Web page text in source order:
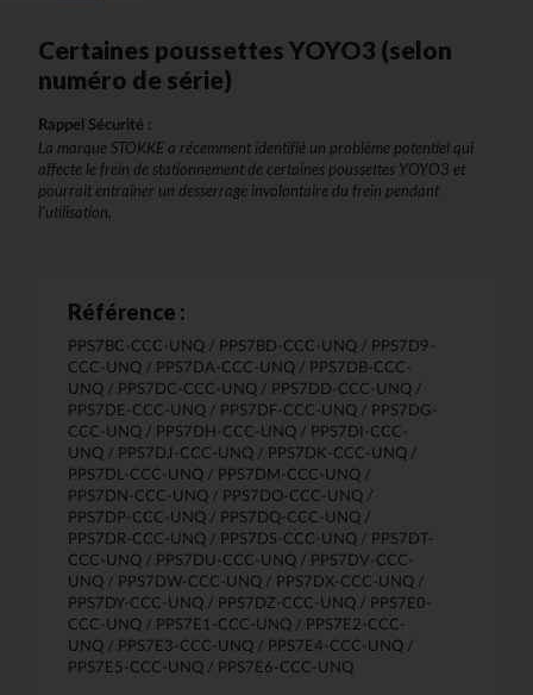
Certaines poussettes YOYO3 (selon
numéro de série)
Rappel Sécurité :
La marque STOKKE a récemment identifié un problème potentiel qui
affecte le frein de stationnement de certaines poussettes YOYO3 et
pourrait entraîner un desserrage involontaire du frein pendant
l’utilisation.
Référence :
PPS7BC-CCC-UNQ / PPS7BD-CCC-UNQ / PPS7D9-
CCC-UNQ / PPS7DA-CCC-UNQ / PPS7DB-CCC-
UNQ / PPS7DC-CCC-UNQ / PPS7DD-CCC-UNQ /
PPS7DE-CCC-UNQ / PPS7DF-CCC-UNQ / PPS7DG-
CCC-UNQ / PPS7DH-CCC-UNQ / PPS7DI-CCC-
UNQ / PPS7DJ-CCC-UNQ / PPS7DK-CCC-UNQ /
PPS7DL-CCC-UNQ / PPS7DM-CCC-UNQ /
PPS7DN-CCC-UNQ / PPS7DO-CCC-UNQ /
PPS7DP-CCC-UNQ / PPS7DQ-CCC-UNQ /
PPS7DR-CCC-UNQ / PPS7DS-CCC-UNQ / PPS7DT-
CCC-UNQ / PPS7DU-CCC-UNQ / PPS7DV-CCC-
UNQ / PPS7DW-CCC-UNQ / PPS7DX-CCC-UNQ /
PPS7DY-CCC-UNQ / PPS7DZ-CCC-UNQ / PPS7E0-
CCC-UNQ / PPS7E1-CCC-UNQ / PPS7E2-CCC-
UNQ / PPS7E3-CCC-UNQ / PPS7E4-CCC-UNQ /
PPS7E5-CCC-UNQ / PPS7E6-CCC-UNQ